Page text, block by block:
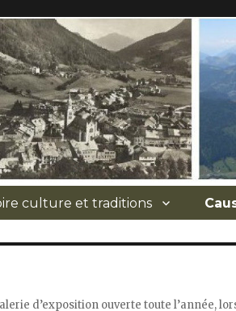
culture et traditions
d’exposition ouverte toute l’année,